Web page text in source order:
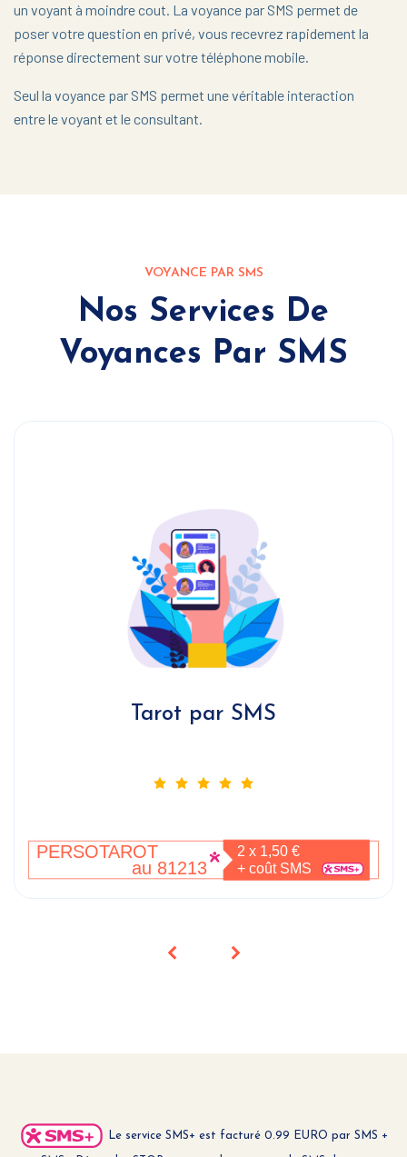
un voyant à moindre cout. La voyance par SMS permet de
poser votre question en privé, vous recevrez rapidement la
réponse directement sur votre téléphone mobile.
Seul la voyance par SMS permet une véritable interaction
entre le voyant et le consultant.
VOYANCE PAR SMS
Nos Services De
Voyances Par SMS
Tarot par SMS
Le service SMS+ est facturé 0.99 EURO par SMS +